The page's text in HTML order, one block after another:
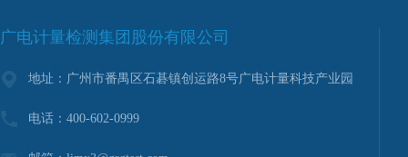
广电计量检测集团股份有限公司
地址：广州市番禺区石碁镇创运路8号广电计量科技产业园
电话：400-602-0999